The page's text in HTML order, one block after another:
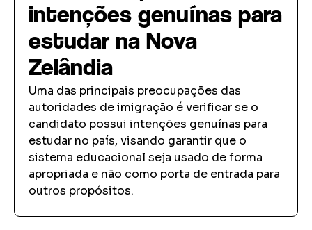
intenções genuínas para
estudar na Nova
Zelândia
Uma das principais preocupações das
autoridades de imigração é verificar se o
candidato possui intenções genuínas para
estudar no país, visando garantir que o
sistema educacional seja usado de forma
apropriada e não como porta de entrada para
outros propósitos.